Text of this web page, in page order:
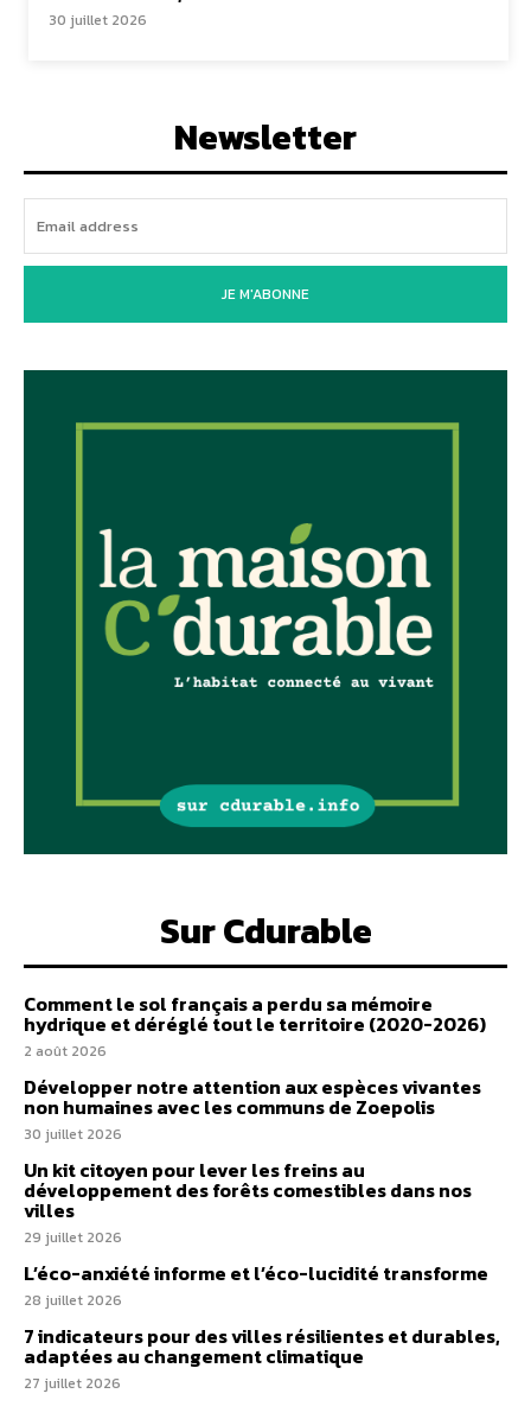
30 juillet 2026
Newsletter
JE M'ABONNE
Sur Cdurable
Comment le sol français a perdu sa mémoire
hydrique et déréglé tout le territoire (2020-2026)
2 août 2026
Développer notre attention aux espèces vivantes
non humaines avec les communs de Zoepolis
30 juillet 2026
Un kit citoyen pour lever les freins au
développement des forêts comestibles dans nos
villes
29 juillet 2026
L’éco-anxiété informe et l’éco-lucidité transforme
28 juillet 2026
7 indicateurs pour des villes résilientes et durables,
adaptées au changement climatique
27 juillet 2026